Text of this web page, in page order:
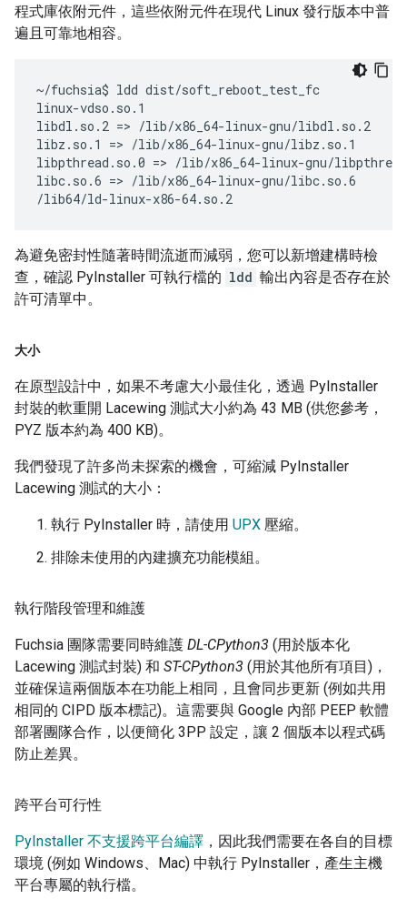
程式庫依附元件，這些依附元件在現代 Linux 發行版本中普
遍且可靠地相容。
~/fuchsia$ ldd dist/soft_reboot_test_fc
linux-vdso.so.1
libdl.so.2 => /lib/x86_64-linux-gnu/libdl.so.2
libz.so.1
=> /lib/x86_64-linux-gnu/libz.so.1
libpthread.so.0 => /lib/x86_64-linux-gnu/
libc.so.6 => /lib/x86_64-linux-gnu/libc.so.6
為避免密封性隨著時間流逝而減弱，您可以新增建構時檢
查，確認 PyInstaller 可執行檔的 ldd 輸出內容是否存在於
許可清單中。
大小
在原型設計中，如果不考慮大小最佳化，透過 PyInstaller
封裝的軟重開 Lacewing 測試大小約為 43 MB (供您參考，
PYZ 版本約為 400 KB)。
我們發現了許多尚未探索的機會，可縮減 PyInstaller
Lacewing 測試的大小：
執行 PyInstaller 時，請使用 UPX 壓縮。
排除未使用的內建擴充功能模組。
執行階段管理和維護
Fuchsia 團隊需要同時維護 DL-CPython3 (用於版本化
Lacewing 測試封裝) 和 ST-CPython3 (用於其他所有項目)，
並確保這兩個版本在功能上相同，且會同步更新 (例如共用
相同的 CIPD 版本標記)。這需要與 Google 內部 PEEP 軟體
部署團隊合作，以便簡化 3PP 設定，讓 2 個版本以程式碼
防止差異。
跨平台可行性
PyInstaller 不支援跨平台編譯 ，因此我們需要在各自的目標
環境 (例如 Windows、Mac) 中執行 PyInstaller，產生主機
平台專屬的執行檔。